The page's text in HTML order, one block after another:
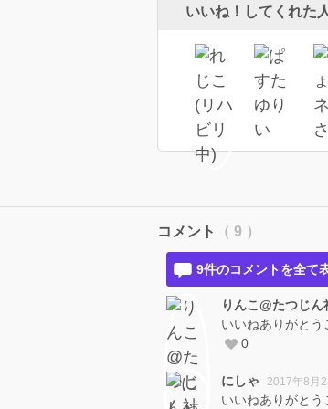
いいね！してくれた
コメント （ 9 ）
9件のコメントを全て
りんこ@たつじ
いいねありがと
0
にしゃ 2017年8月
いいねありがと